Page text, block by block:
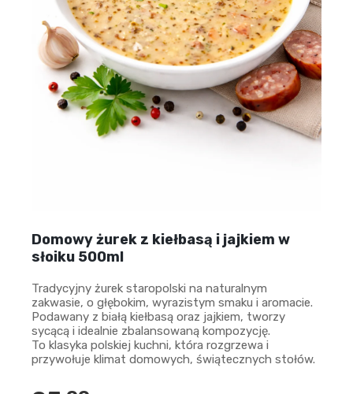
Domowy żurek z kiełbasą i jajkiem w
słoiku 500ml
Tradycyjny żurek staropolski na naturalnym
zakwasie, o głębokim, wyrazistym smaku i aromacie.
Podawany z białą kiełbasą oraz jajkiem, tworzy
sycącą i idealnie zbalansowaną kompozycję.
To klasyka polskiej kuchni, która rozgrzewa i
przywołuje klimat domowych, świątecznych stołów.